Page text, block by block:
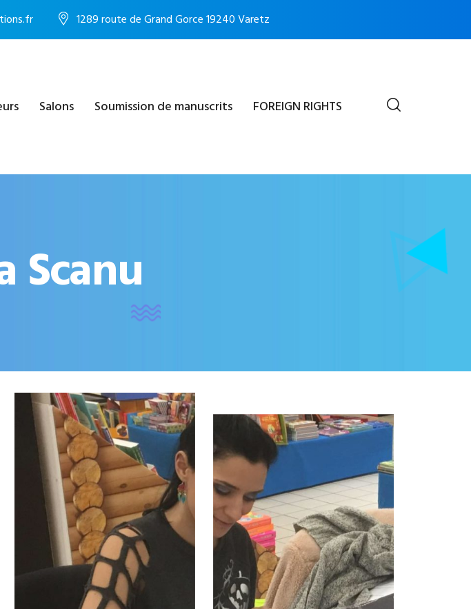
1289 route de Grand Gorce 19240 Varetz
Salons Soumission de manuscrits FOREIGN RIGHTS
Scanu